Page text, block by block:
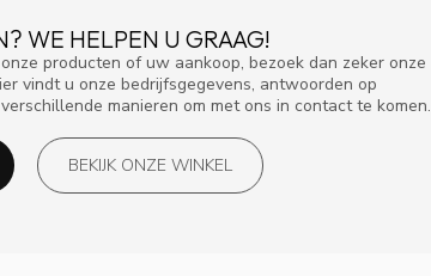
WE HELPEN U GRAAG!
producten of uw aankoop, bezoek dan zeker onze
vindt u onze bedrijfsgegevens, antwoorden op
manieren om met ons in contact te komen.
BEKIJK ONZE WINKEL